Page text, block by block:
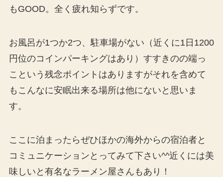
もGOOD。全く疲れ知らずです。
お風呂が1つか2つ、駐車場がない（近くに1日1200
円位のコインパーキングはあり）すすきのの端っ
こという残念ポイントはありますがそれを含めて
もこんなに安眠出来る場所は他にないと思いま
す。
ここに泊まったらぜひほかの海外からの宿泊者と
コミュニケーションとってみて下さい^^近くには美
味しいと有名なラーメン屋さんもあり！